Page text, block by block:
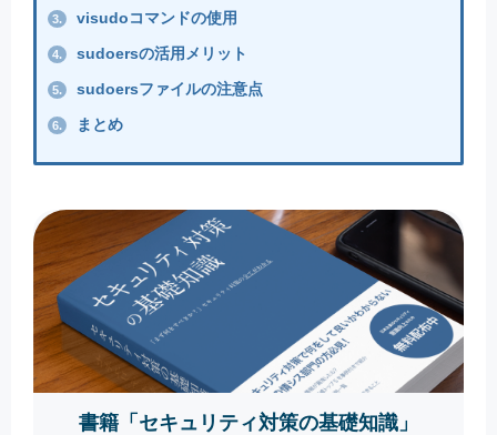
3. visudoコマンドの使用
4. sudoersの活用メリット
5. sudoersファイルの注意点
6. まとめ
書籍「セキュリティ対策の基礎知識」